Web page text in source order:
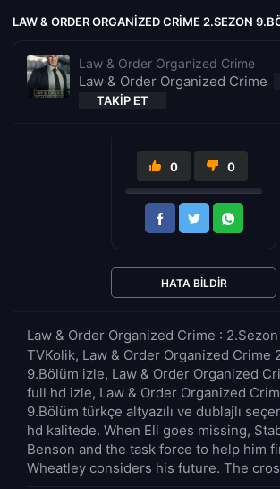
LAW & ORDER ORGANIZED CRIME 2.SEZON
Law & Order Organized Crime
Law & Order Organized Crime
TAKIP ET
Law & Order Organized Crime :
TVKolik, Law & Order Organized Crime
9.Bölüm izle, Law & Order Organized
full hd izle, Law & Order Organized
9.Bölüm türkçe altyazılı ve dublajlı
hd kalitede. When Eli goes missing,
Benson and the task force to help him
Wheatley considers his future. The
0 0
HATA BILDIR